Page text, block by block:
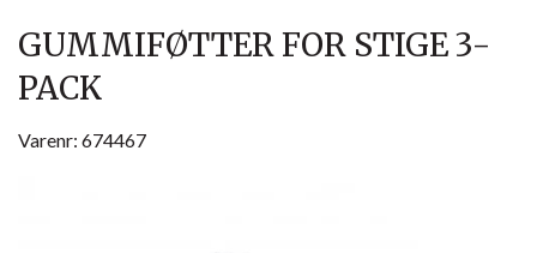
GUMMIFØTTER FOR STIGE 3-
PACK
Varenr: 674467